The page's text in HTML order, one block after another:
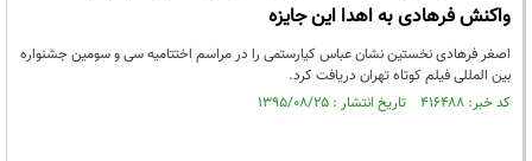
واکنش فرهادی به اهدا این جایزه
اصغر فرهادی نخستین نشان عباس کیارستمی را در مراسم اختتامیه سی و سومین جشنواره
بین المللی فیلم کوتاه تهران دریافت کرد.
کد خبر: ۴۱۶۴۸۸ تاریخ انتشار : ۱۳۹۵/۰۸/۲۵